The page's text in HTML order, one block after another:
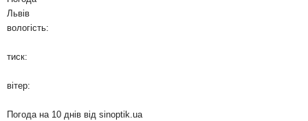
Львів
вологість:
тиск:
вітер:
Погода на 10 днів від sinoptik.ua